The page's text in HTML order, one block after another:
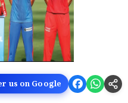
us on Google